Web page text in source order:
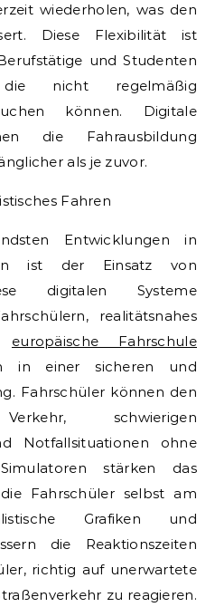
wiederholen, was den
Diese Flexibilität ist
und Studenten
nicht regelmäßig
können. Digitale
die Fahrausbildung
als je zuvor.
Fahren
Entwicklungen in
ist der Einsatz von
digitalen Systeme
realitätsnahes
europäische Fahrschule
in einer sicheren und
Fahrschüler können den
schwierigen
Notfallsituationen ohne
stärken das
Fahrschüler selbst am
Grafiken und
die Reaktionszeiten
richtig auf unerwartete
zu reagieren.